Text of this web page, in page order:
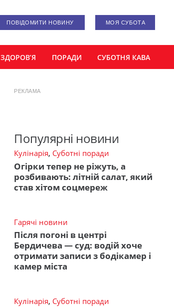
ПОВІДОМИТИ НОВИНУ МОЯ СУБОТА
ЗДОРОВ’Я ПОРАДИ СУБОТНЯ КАВА
РЕКЛАМА
Популярні новини
Кулінарія, Суботні поради
Огірки тепер не ріжуть, а
розбивають: літній салат, який
став хітом соцмереж
Гарячі новини
Після погоні в центрі
Бердичева — суд: водій хоче
отримати записи з бодікамер і
камер міста
Кулінарія, Суботні поради